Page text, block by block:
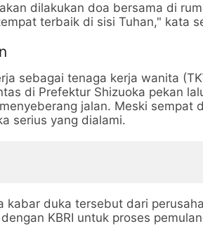
dilakukan doa bersama di
terbaik di sisi Tuhan," kata
sebagai tenaga kerja wanita
di Prefektur Shizuoka pekan
jalan. Meski sempat
serius yang dialami.
kabar duka tersebut dari
KBRI untuk proses